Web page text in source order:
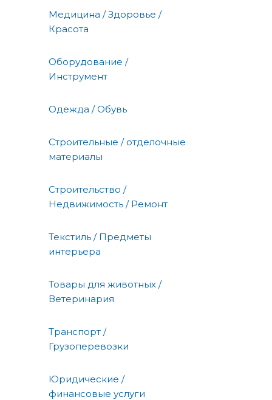
Медицина / Здоровье /
Красота
Оборудование /
Инструмент
Одежда / Обувь
Строительные / отделочные
материалы
Строительство /
Недвижимость / Ремонт
Текстиль / Предметы
интерьера
Товары для животных /
Ветеринария
Транспорт /
Грузоперевозки
Юридические /
финансовые услуги